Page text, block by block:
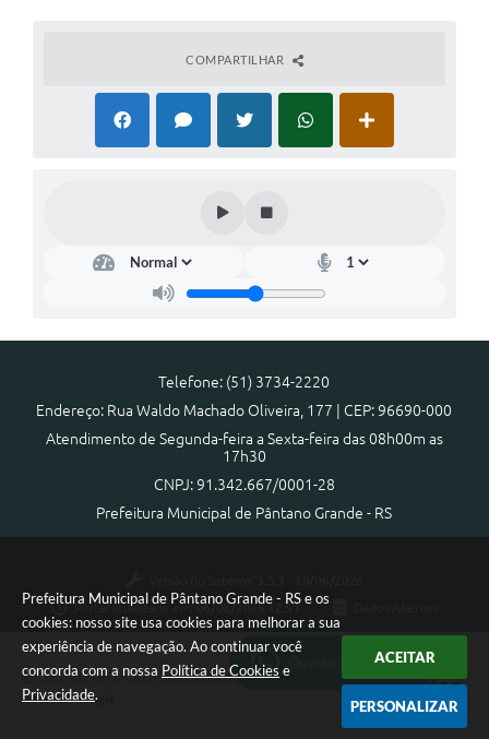
Prefeitura Municipal de Pântano Grande - RS e os
cookies: nosso site usa cookies para melhorar a sua
experiência de navegação. Ao continuar você
concorda com a nossa Política de Cookies e
Privacidade.
ACEITAR
PERSONALIZAR
Galeria de Fotos
Arquivos para Download
Contas Públicas
Legislação
Agenda
SIC
Diário Oficial
COMPARTILHAR
Ouvidoria Municipal
Telefone: (51) 3734-2220
Endereço: Rua Waldo Machado Oliveira, 177 | CEP: 96690-000
Atendimento de Segunda-feira a Sexta-feira das 08h00m as
17h30
CNPJ: 91.342.667/0001-28
Prefeitura Municipal de Pântano Grande - RS
Portal atualizado em:06/08/2026 12:51
Copyright Instar - 2006-2026. Todos os direitos reservados -
Instar Tecnologia